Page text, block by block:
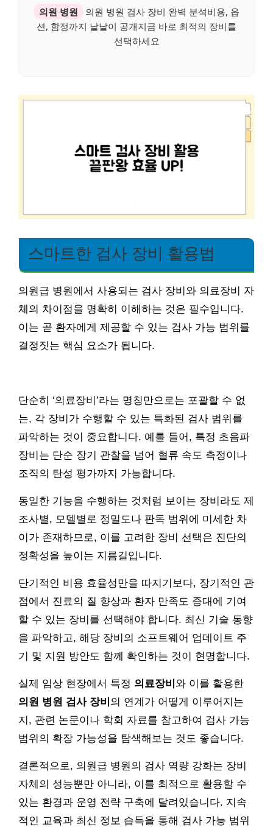
의원 병원
의원 병원 검사 장비 완벽 분석비용, 옵
션, 함정까지 낱낱이 공개지금 바로 최적의 장비를
선택하세요
스마트한 검사 장비 활용법
의원급 병원에서 사용되는 검사 장비와 의료장비 자
체의 차이점을 명확히 이해하는 것은 필수입니다.
이는 곧 환자에게 제공할 수 있는 검사 가능 범위를
결정짓는 핵심 요소가 됩니다.
단순히 ‘의료장비’라는 명칭만으로는 포괄할 수 없
는, 각 장비가 수행할 수 있는 특화된 검사 범위를
파악하는 것이 중요합니다. 예를 들어, 특정 초음파
장비는 단순 장기 관찰을 넘어 혈류 속도 측정이나
조직의 탄성 평가까지 가능합니다.
동일한 기능을 수행하는 것처럼 보이는 장비라도 제
조사별, 모델별로 정밀도나 판독 범위에 미세한 차
이가 존재하므로, 이를 고려한 장비 선택은 진단의
정확성을 높이는 지름길입니다.
단기적인 비용 효율성만을 따지기보다, 장기적인 관
점에서 진료의 질 향상과 환자 만족도 증대에 기여
할 수 있는 장비를 선택해야 합니다. 최신 기술 동향
을 파악하고, 해당 장비의 소프트웨어 업데이트 주
기 및 지원 방안도 함께 확인하는 것이 현명합니다.
실제 임상 현장에서 특정 의료장비 와 이를 활용한
의원 병원 검사 장비 의 연계가 어떻게 이루어지는
지, 관련 논문이나 학회 자료를 참고하여 검사 가능
범위의 확장 가능성을 탐색해보는 것도 좋습니다.
결론적으로, 의원급 병원의 검사 역량 강화는 장비
자체의 성능뿐만 아니라, 이를 최적으로 활용할 수
있는 환경과 운영 전략 구축에 달려있습니다. 지속
적인 교육과 최신 정보 습득을 통해 검사 가능 범위